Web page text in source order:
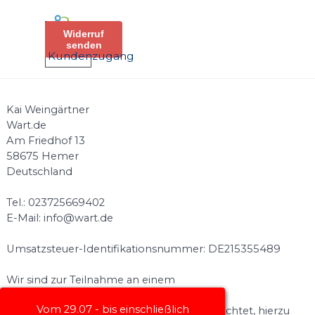
Vom 29.07 - bis einschließlich
Widerruf
senden
Kundenzugang
Menü überspringen
Kai Weingärtner
Wart.de
Am Friedhof 13
58675 Hemer
Deutschland
Tel.: 023725669402
E-Mail: info@wart.de
Umsatzsteuer-Identifikationsnummer: DE215355489
Wir sind zur Teilnahme an einem
Verbraucherschlichtungsstelle nicht verpflichtet, hierzu